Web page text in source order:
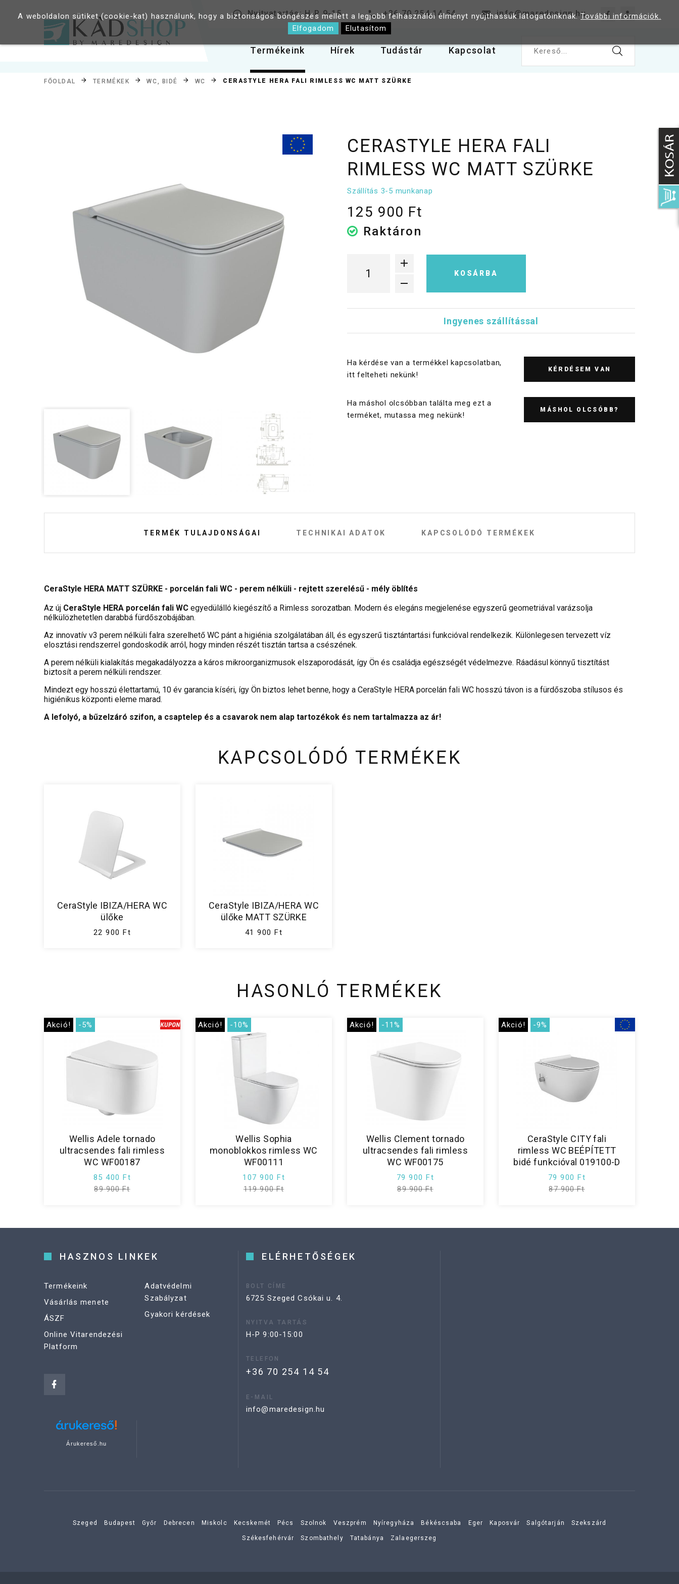
Nyitvatartás: H-P 9-15 +36 70 254 14 54 info@maredesign.hu
Termékeink Hírek Tudástár Kapcsolat Kereső...
FŐOLDAL TERMÉKEK WC, BIDÉ WC CERASTYLE HERA FALI RIMLESS WC MATT SZÜRKE
CERASTYLE HERA FALI
RIMLESS WC MATT SZÜRKE
Szállítás 3-5 munkanap
125 900 Ft
Raktáron
KOSÁRBA
Ingyenes szállítással
Ha kérdése van a termékkel kapcsolatban,
itt felteheti nekünk!
KÉRDÉSEM VAN
Ha máshol olcsóbban találta meg ezt a
terméket, mutassa meg nekünk!
MÁSHOL OLCSÓBB?
TERMÉK TULAJDONSÁGAI TECHNIKAI ADATOK KAPCSOLÓDÓ TERMÉKEK
CeraStyle HERA MATT SZÜRKE - porcelán fali WC - perem nélküli - rejtett szerelésű - mély öblítés
Az új CeraStyle HERA porcelán fali WC egyedülálló kiegészítő a Rimless sorozatban. Modern és elegáns megjelenése egyszerű geometriával varázsolja
nélkülözhetetlen darabbá fürdőszobájában.
Az innovatív v3 perem nélküli falra szerelhető WC pánt a higiénia szolgálatában áll, és egyszerű tisztántartási funkcióval rendelkezik. Különlegesen tervezett víz
elosztási rendszerrel gondoskodik arról, hogy minden részét tisztán tartsa a csészének.
A perem nélküli kialakítás megakadályozza a káros mikroorganizmusok elszaporodását, így Ön és családja egészségét védelmezve. Ráadásul könnyű tisztítást
biztosít a perem nélküli rendszer.
Mindezt egy hosszú élettartamú, 10 év garancia kíséri, így Ön biztos lehet benne, hogy a CeraStyle HERA porcelán fali WC hosszú távon is a fürdőszoba stílusos és
higiénikus központi eleme marad.
A lefolyó, a bűzelzáró szifon, a csaptelep és a csavarok nem alap tartozékok és nem tartalmazza az ár!
KAPCSOLÓDÓ TERMÉKEK
CeraStyle IBIZA/HERA WC
ülőke
22 900 Ft
CeraStyle IBIZA/HERA WC
ülőke MATT SZÜRKE
41 900 Ft
HASONLÓ TERMÉKEK
Akció! -5%
Wellis Adele tornado
ultracsendes fali rimless
WC WF00187
85 400 Ft
89 900 Ft
Akció! -10%
Wellis Sophia
monoblokkos rimless WC
WF00111
107 900 Ft
119 900 Ft
Akció! -11%
Wellis Clement tornado
ultracsendes fali rimless
WC WF00175
79 900 Ft
89 900 Ft
Akció! -9%
CeraStyle CITY fali
rimless WC BEÉPÍTETT
bidé funkcióval 019100-D
79 900 Ft
87 900 Ft
HASZNOS LINKEK
Termékeink
Vásárlás menete
ÁSZF
Online Vitarendezési
Platform
Adatvédelmi
Szabályzat
Gyakori kérdések
Árukereső.hu
ELÉRHETŐSÉGEK
BOLT CÍME
6725 Szeged Csókai u. 4.
NYITVA TARTÁS
H-P 9:00-15:00
TELEFON
+36 70 254 14 54
E-MAIL
info@maredesign.hu
Szeged Budapest Győr Debrecen Miskolc Kecskemét Pécs Szolnok Veszprém Nyíregyháza Békéscsaba Eger Kaposvár Salgótarján Szekszárd
Székesfehérvár Szombathely Tatabánya Zalaegerszeg
A weboldalon sütiket (cookie-kat) használunk, hogy a biztonságos böngészés mellett a legjobb felhasználói élményt nyújthassuk látogatóinknak.További információk.
Elfogadom
Elutasítom